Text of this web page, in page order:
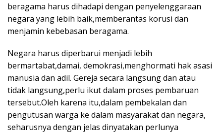
beragama harus dihadapi dengan penyelenggaraan
negara yang lebih baik,memberantas korusi dan
menjamin kebebasan beragama.
Negara harus diperbarui menjadi lebih
bermartabat,damai, demokrasi,menghormati hak asasi
manusia dan adil. Gereja secara langsung dan atau
tidak langsung,perlu ikut dalam proses pembaruan
tersebut.Oleh karena itu,dalam pembekalan dan
pengutusan warga ke dalam masyarakat dan negara,
seharusnya dengan jelas dinyatakan perlunya